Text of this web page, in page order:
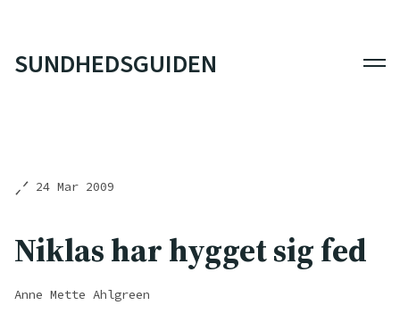
SUNDHEDSGUIDEN
24 Mar 2009
Niklas har hygget sig fed
Anne Mette Ahlgreen